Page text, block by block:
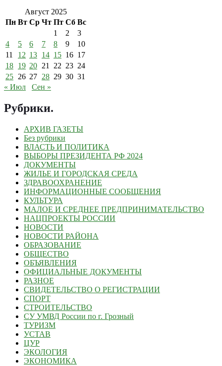
Август 2025
Пн Вт Ср Чт Пт Сб Вс
1
2
3
4
5 6 7 8 9
10
11
12 13 14 15 16 17
18 19 20 21 22 23 24
25 26 27 28 29 30 31
« Июл
Сен »
Рубрики.
АРХИВ ГАЗЕТЫ
Без рубрики
ВЛАСТЬ И ПОЛИТИКА
ВЫБОРЫ ПРЕЗИДЕНТА РФ 2024
ДОКУМЕНТЫ
ЖИЛЬЕ И ГОРОДСКАЯ СРЕДА
ЗДРАВООХРАНЕНИЕ
ИНФОРМАЦИОННЫЕ СООБЩЕНИЯ
КУЛЬТУРА
МАЛОЕ И СРЕДНЕЕ ПРЕДПРИНИМАТЕЛЬСТВО
НАЦПРОЕКТЫ РОССИИ
НОВОСТИ
НОВОСТИ РАЙОНА
ОБРАЗОВАНИЕ
ОБЩЕСТВО
ОБЪЯВЛЕНИЯ
ОФИЦИАЛЬНЫЕ ДОКУМЕНТЫ
РАЗНОЕ
СВИДЕТЕЛЬСТВО О РЕГИСТРАЦИИ
СПОРТ
СТРОИТЕЛЬСТВО
СУ УМВД России по г. Грозный
ТУРИЗМ
УСТАВ
ЦУР
ЭКОЛОГИЯ
ЭКОНОМИКА